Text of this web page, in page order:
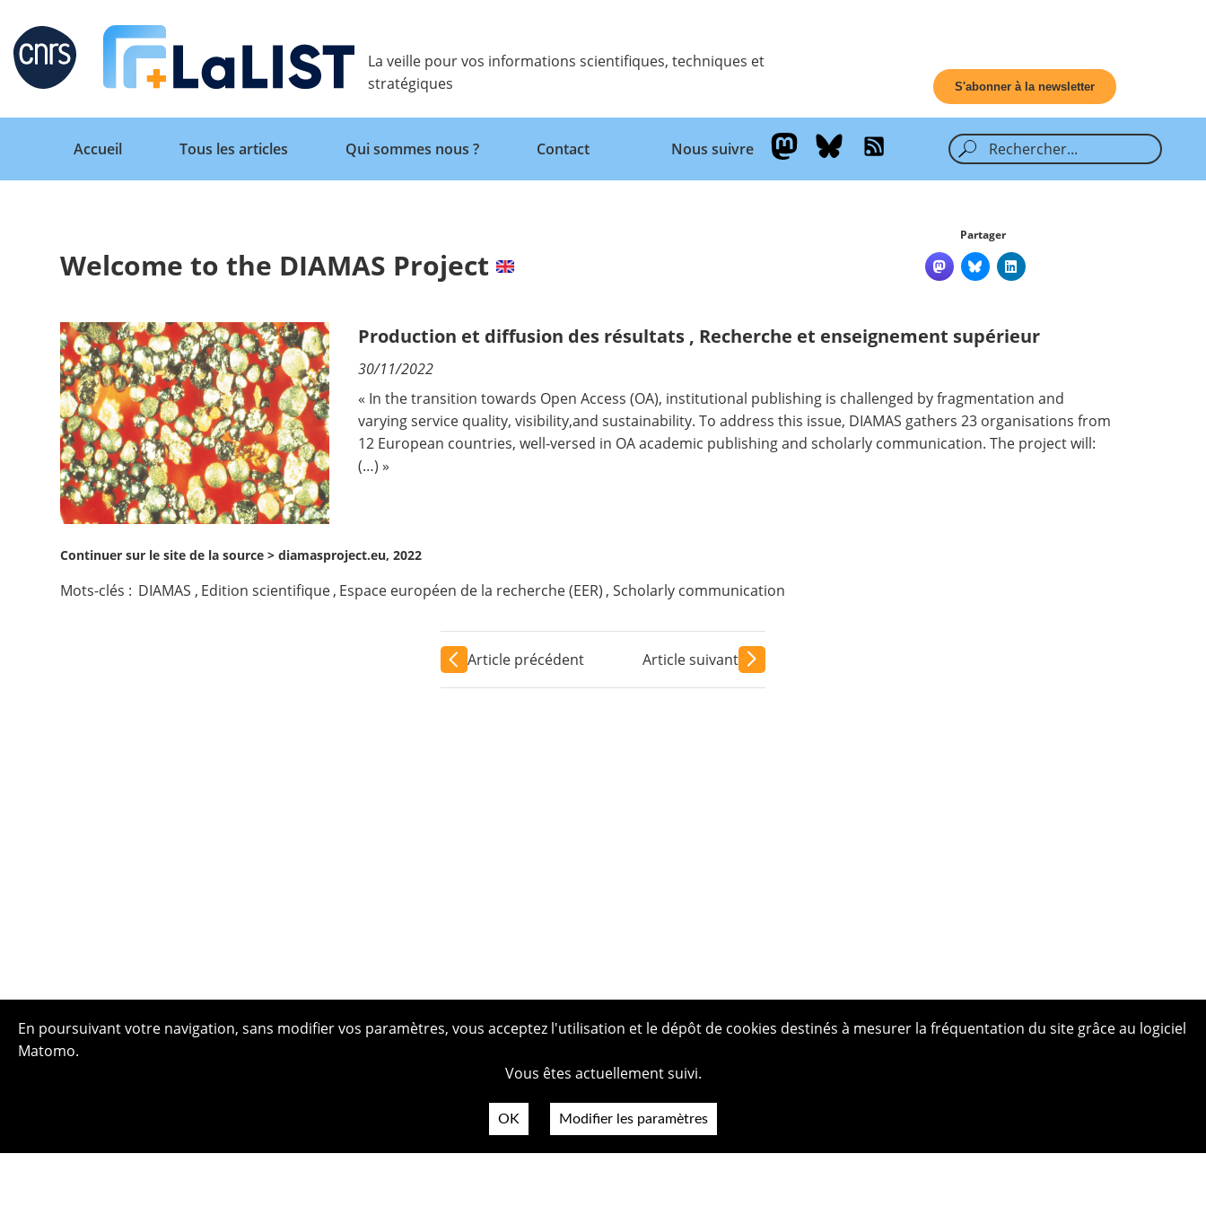
Retour
Accueil
Tous les articles
Qui sommes nous ?
Contact
Nous suivre
La veille pour vos informations scientifiques, techniques et
stratégiques
S'abonner à la newsletter
Retour
Accueil
Tous les articles Qui sommes nous ? Contact Nous suivre
Welcome to the DIAMAS Project
Partager
Production et diffusion des résultats , Recherche et enseignement supérieur
30/11/2022
« In the transition towards Open Access (OA), institutional publishing is challenged by fragmentation and
varying service quality, visibility,and sustainability. To address this issue, DIAMAS gathers 23 organisations from
12 European countries, well-versed in OA academic publishing and scholarly communication.The project will:
(…) »
Continuer sur le site de la source >diamasproject.eu, 2022
Mots-clés : DIAMAS , Edition scientifique, Espace européen de la recherche (EER) , Scholarly communication
Article précédent Article suivant
En poursuivant votre navigation, sans modifier vos paramètres, vous acceptez l'utilisation et le dépôt de cookies destinés à mesurer la fréquentation du site grâce au logiciel
Matomo.
Vous êtes actuellement suivi.
OK Modifier les paramètres